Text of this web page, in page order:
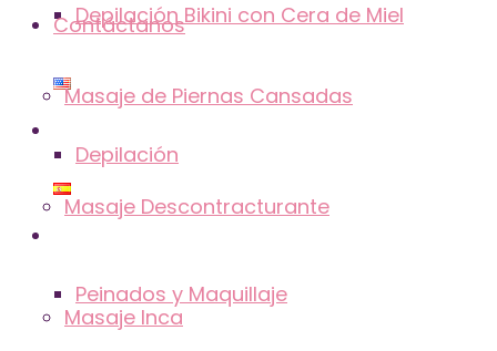
Depilación Bikini con Cera de Miel
Depilación
Peinados y Maquillaje
Contáctanos
Masaje de Piernas Cansadas
Masaje Descontracturante
Masaje Inca